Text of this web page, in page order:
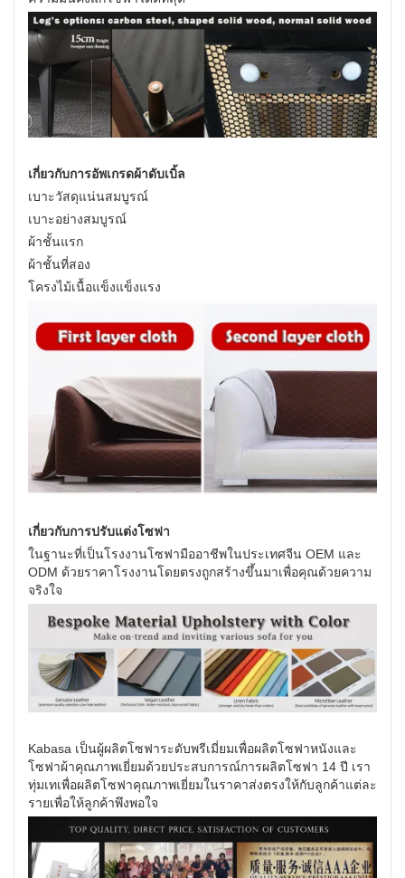
เกี่ยวกับการอัพเกรดผ้าดับเบิ้ล
เบาะวัสดุแน่นสมบูรณ์
เบาะอย่างสมบูรณ์
ผ้าชั้นแรก
ผ้าชั้นที่สอง
โครงไม้เนื้อแข็งแข็งแรง
เกี่ยวกับการปรับแต่งโซฟา
ในฐานะที่เป็นโรงงานโซฟามืออาชีพในประเทศจีน OEM และ
ODM ด้วยราคาโรงงานโดยตรงถูกสร้างขึ้นมาเพื่อคุณด้วยความ
จริงใจ
Kabasa เป็นผู้ผลิตโซฟาระดับพรีเมี่ยมเพื่อผลิตโซฟาหนังและ
โซฟาผ้าคุณภาพเยี่ยมด้วยประสบการณ์การผลิตโซฟา 14 ปี เรา
ทุ่มเทเพื่อผลิตโซฟาคุณภาพเยี่ยมในราคาส่งตรงให้กับลูกค้าแต่ละ
รายเพื่อให้ลูกค้าพึงพอใจ